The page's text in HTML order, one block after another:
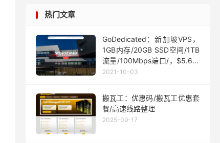
热门文章
GoDedicated：新加坡VPS，
1GB内存/20GB SSD空间/1TB
流量/100Mbps端口/，$5.63/
月起
2021-10-03
搬瓦工：优惠码/搬瓦工优惠套
餐/高速线路整理
2025-09-17